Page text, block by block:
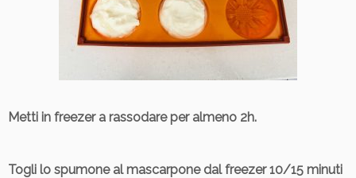
Metti in freezer a rassodare per almeno 2h.
Togli lo spumone al mascarpone dal freezer 10/15 minuti